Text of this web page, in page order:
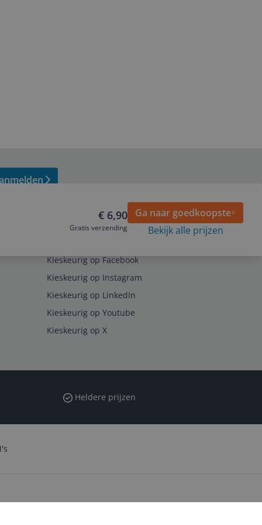
€ 6,90
Gratis verzending
Ga naar goedkoopste
Bekijk alle prijzen
Kieskeurig op Facebook
Kieskeurig op Instagram
Kieskeurig op LinkedIn
Kieskeurig op Youtube
Kieskeurig op X
Heldere prijzen